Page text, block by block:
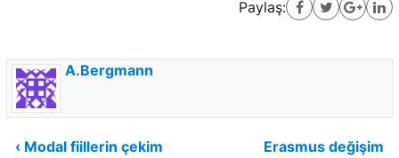
Paylaş:
A.Bergmann
Yazı
‹ Modal fiillerin çekim
Erasmus değişim